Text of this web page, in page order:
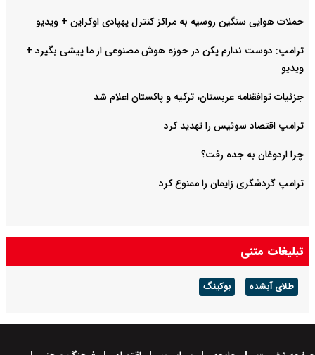
حملات هوایی سنگین روسیه به مراکز کنترل پهپادی اوکراین + ویدیو
ترامپ: دوست ندارم پکن در حوزه هوش مصنوعی از ما پیشی بگیرد +
ویدیو
جزئیات توافقنامه عربستان، ترکیه و پاکستان اعلام شد
ترامپ اقتصاد سوئیس را تهدید کرد
چرا اردوغان به جده رفت؟
ترامپ گردشگری زایمان را ممنوع کرد
تبلیغات متنی
طلای آبشده بوکینگ